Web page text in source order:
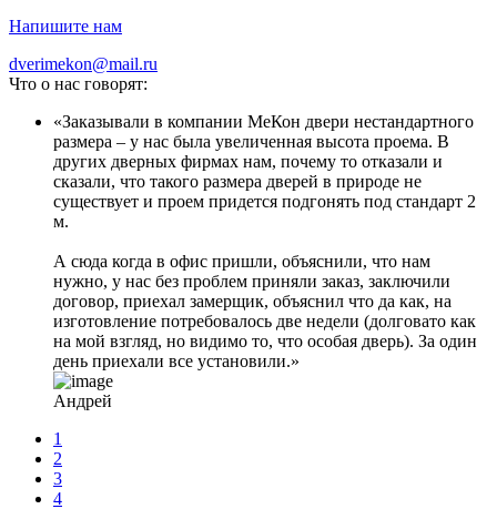
Напишите нам
dverimekon@mail.ru
Что о нас говорят:
Заказывали в компании МеКон двери нестандартного
размера – у нас была увеличенная высота проема. В
других дверных фирмах нам, почему то отказали и
сказали, что такого размера дверей в природе не
существует и проем придется подгонять под стандарт 2
м.
А сюда когда в офис пришли, объяснили, что нам
нужно, у нас без проблем приняли заказ, заключили
договор, приехал замерщик, объяснил что да как, на
изготовление потребовалось две недели (долговато как
на мой взгляд, но видимо то, что особая дверь). За один
день приехали все установили.
Андрей
1
2
3
4